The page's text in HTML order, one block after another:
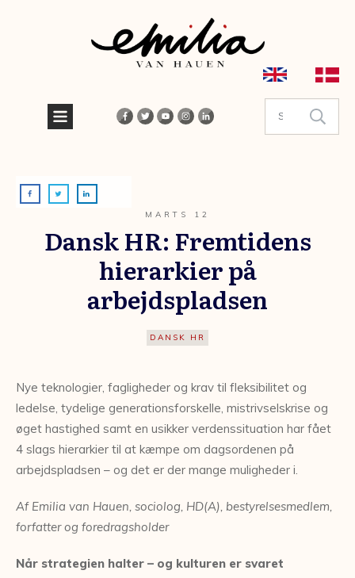
MARTS 12
Dansk HR: Fremtidens
hierarkier på
arbejdspladsen
DANSK HR
Nye teknologier, fagligheder og krav til fleksibilitet og
ledelse, tydelige generationsforskelle, mistrivselskrise og
øget hastighed samt en usikker verdenssituation har fået
4 slags hierarkier til at kæmpe om dagsordenen på
arbejdspladsen – og det er der mange muligheder i.
Af Emilia van Hauen, sociolog, HD(A), bestyrelsesmedlem,
forfatter og foredragsholder
Når strategien halter – og kulturen er svaret